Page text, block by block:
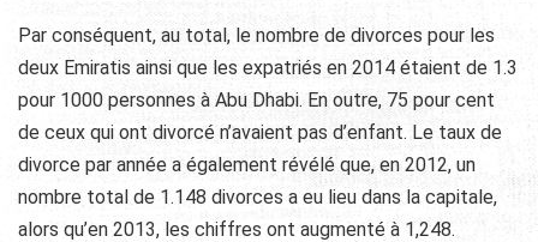
Par conséquent, au total, le nombre de divorces pour les
deux Emiratis ainsi que les expatriés en 2014 étaient de 1.3
pour 1000 personnes à Abu Dhabi. En outre, 75 pour cent
de ceux qui ont divorcé n’avaient pas d’enfant. Le taux de
divorce par année a également révélé que, en 2012, un
nombre total de 1.148 divorces a eu lieu dans la capitale,
alors qu’en 2013, les chiffres ont augmenté à 1,248.